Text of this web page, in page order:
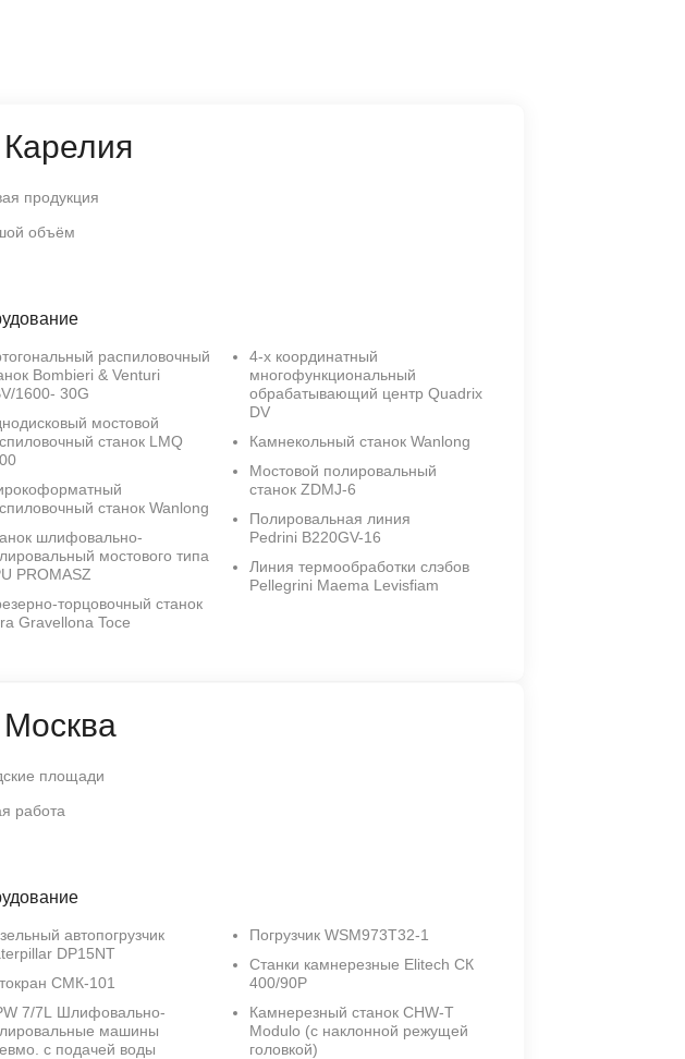
Карелия
продукция
объём
распиловочный
Bombieri & Venturi
1600- 30G
мостовой
станок LMQ
станок Wanlong
шлифовально-
мостового типа
PROMASZ
торцовочный станок
Gravellona Toce
4-х координатный
многофункциональный
обрабатывающий центр Quadrix
DV
Камнекольный станок Wanlong
Мостовой полировальный
станок ZDMJ-6
Полировальная линия
Pedrini B220GV-16
Линия термообработки слэбов
Pellegrini Maema Levisfiam
Москва
площади
работа
автопогрузчик
DP15NT
СМК-101
7/7L Шлифовально-
машины
с подачей воды
Погрузчик WSМ973T32-1
Станки камнерезные Elitech СК
400/90Р
Камнерезный станок CHW-T
Modulo (с наклонной режущей
головкой)